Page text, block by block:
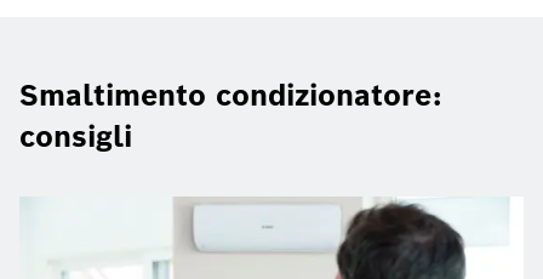
Smaltimento condizionatore:
consigli